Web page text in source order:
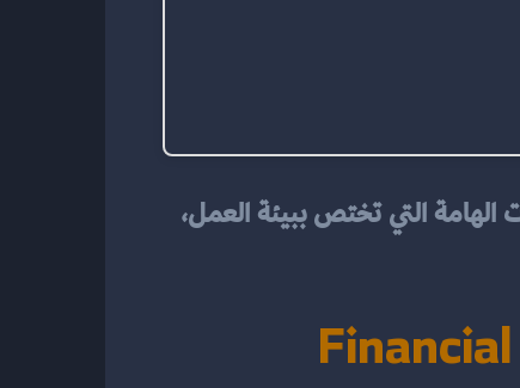
Financial